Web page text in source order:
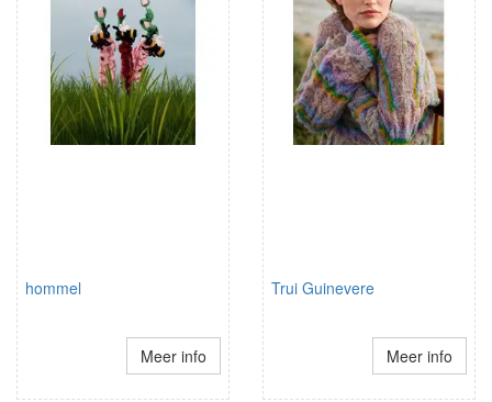
hommel
Meer info
Trui Guinevere
Meer info